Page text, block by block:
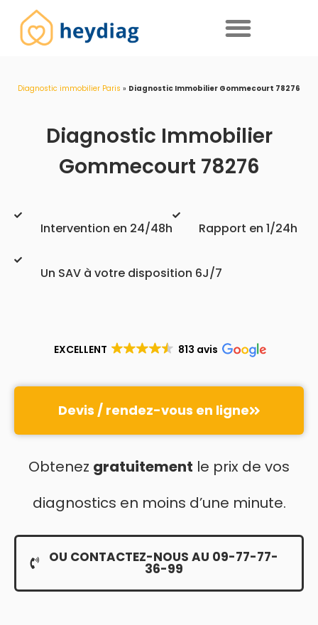
Diagnostic immobilier Paris » Diagnostic Immobilier Gommecourt 78276
Diagnostic Immobilier
Gommecourt 78276
Intervention en 24/48h Rapport en 1/24h
Un SAV à votre disposition 6J/7
EXCELLENT 813 avis
Devis / rendez-vous en ligne
Obtenez gratuitement le prix de vos
diagnostics en moins d’une minute.
OU CONTACTEZ-NOUS AU 09-77-77-
36-99